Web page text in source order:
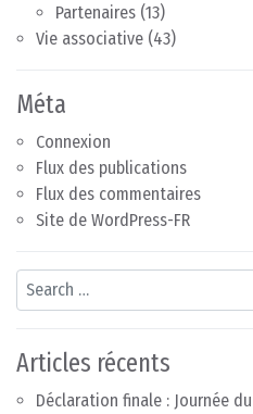
Partenaires (13)
Vie associative (43)
Méta
Connexion
Flux des publications
Flux des commentaires
Site de WordPress-FR
Search
Articles récents
Déclaration finale : Journée